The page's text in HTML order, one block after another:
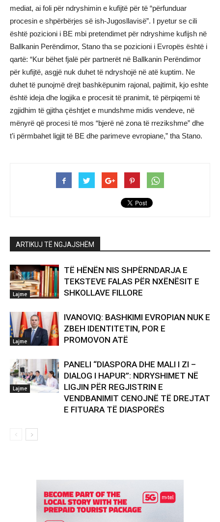
mediat, ai foli për ndryshimin e kufijtë për të “përfunduar
procesin e shpërbërjes së ish-Jugosllavisë”. I pyetur se cili
është pozicioni i BE mbi pretendimet për ndryshime kufijsh në
Ballkanin Perëndimor, Stano tha se pozicioni i Evropës është i
qartë: “Kur bëhet fjalë për partnerët në Ballkanin Perëndimor
për kufijtë, asgjë nuk duhet të ndryshojë në atë kuptim. Ne
duhet të punojmë drejt bashkëpunim rajonal, pajtimit, kjo eshte
është ideja dhe logjika e procesit të pranimit, të përpiqemi të
zgjidhim të gjitha çështjet e mundshme midis vendeve, në
mënyrë që procesi të mos “bjerë në zona të rrezikshme” dhe
t’i përmbahet ligjit të BE dhe parimeve evropiane,” tha Stano.
ARTIKUJ TË NGJAJSHËM
Lajme
TË HËNËN NIS SHPËRNDARJA E
TEKSTEVE FALAS PËR NXËNËSIT E
SHKOLLAVE FILLORE
Lajme
IVANOVIQ: BASHKIMI EVROPIAN NUK E
ZBEH IDENTITETIN, POR E
PROMOVON ATË
Lajme
PANELI “DIASPORA DHE MALI I ZI –
DIALOG I HAPUR”: NDRYSHIMET NË
LIGJIN PËR REGJISTRIN E
VENDBANIMIT CENOJNË TË DREJTAT
E FITUARA TË DIASPORËS